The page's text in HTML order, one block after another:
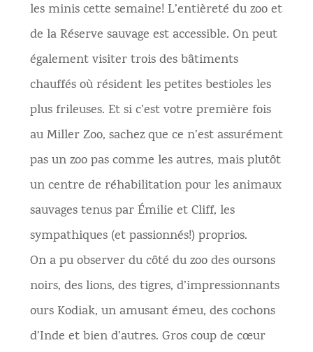
les minis cette semaine! L’entièreté du zoo et
de la Réserve sauvage est accessible. On peut
également visiter trois des bâtiments
chauffés où résident les petites bestioles les
plus frileuses. Et si c’est votre première fois
au Miller Zoo, sachez que ce n’est assurément
pas un zoo pas comme les autres, mais plutôt
un centre de réhabilitation pour les animaux
sauvages tenus par Émilie et Cliff, les
sympathiques (et passionnés!) proprios.
On a pu observer du côté du zoo des oursons
noirs, des lions, des tigres, d’impressionnants
ours Kodiak, un amusant émeu, des cochons
d’Inde et bien d’autres. Gros coup de cœur